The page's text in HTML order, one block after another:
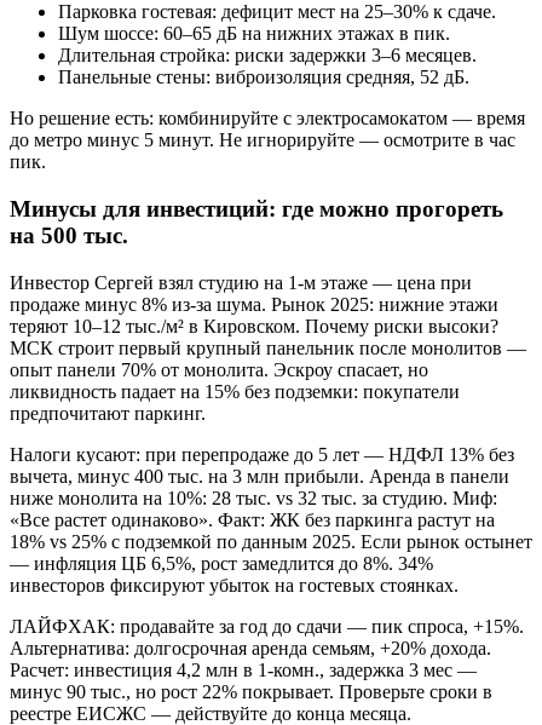
Парковка гостевая: дефицит мест на 25–30% к сдаче.
Шум шоссе: 60–65 дБ на нижних этажах в пик.
Длительная стройка: риски задержки 3–6 месяцев.
Панельные стены: виброизоляция средняя, 52 дБ.
Но решение есть: комбинируйте с электросамокатом — время
до метро минус 5 минут. Не игнорируйте — осмотрите в час
пик.
Минусы для инвестиций: где можно прогореть
на 500 тыс.
Инвестор Сергей взял студию на 1-м этаже — цена при
продаже минус 8% из-за шума. Рынок 2025: нижние этажи
теряют 10–12 тыс./м² в Кировском. Почему риски высоки?
МСК строит первый крупный панельник после монолитов —
опыт панели 70% от монолита. Эскроу спасает, но
ликвидность падает на 15% без подземки: покупатели
предпочитают паркинг.
Налоги кусают: при перепродаже до 5 лет — НДФЛ 13% без
вычета, минус 400 тыс. на 3 млн прибыли. Аренда в панели
ниже монолита на 10%: 28 тыс. vs 32 тыс. за студию. Миф:
«Все растет одинаково». Факт: ЖК без паркинга растут на
18% vs 25% с подземкой по данным 2025. Если рынок остынет
— инфляция ЦБ 6,5%, рост замедлится до 8%. 34%
инвесторов фиксируют убыток на гостевых стоянках.
ЛАЙФХАК: продавайте за год до сдачи — пик спроса, +15%.
Альтернатива: долгосрочная аренда семьям, +20% дохода.
Расчет: инвестиция 4,2 млн в 1-комн., задержка 3 мес —
минус 90 тыс., но рост 22% покрывает. Проверьте сроки в
реестре ЕИСЖС — действуйте до конца месяца.